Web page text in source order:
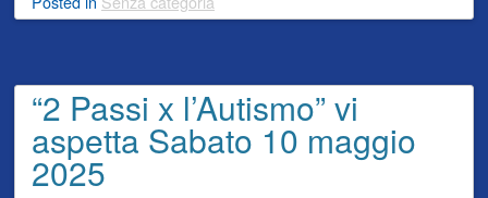
“2 Passi x l’Autismo” vi
aspetta Sabato 10 maggio
2025